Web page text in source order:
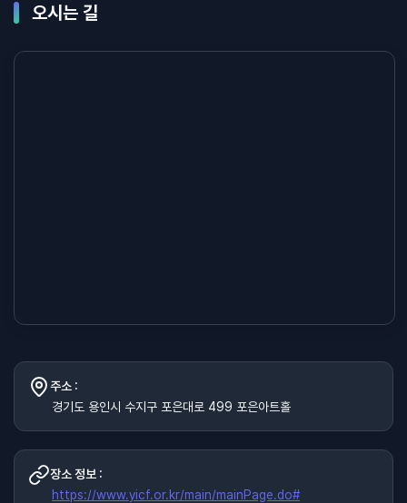
오시는 길
주소 :
경기도 용인시 수지구 포은대로 499 포은아트홀
장소 정보 :
https://www.yicf.or.kr/main/mainPage.do#